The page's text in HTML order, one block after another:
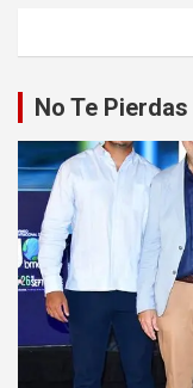
No Te